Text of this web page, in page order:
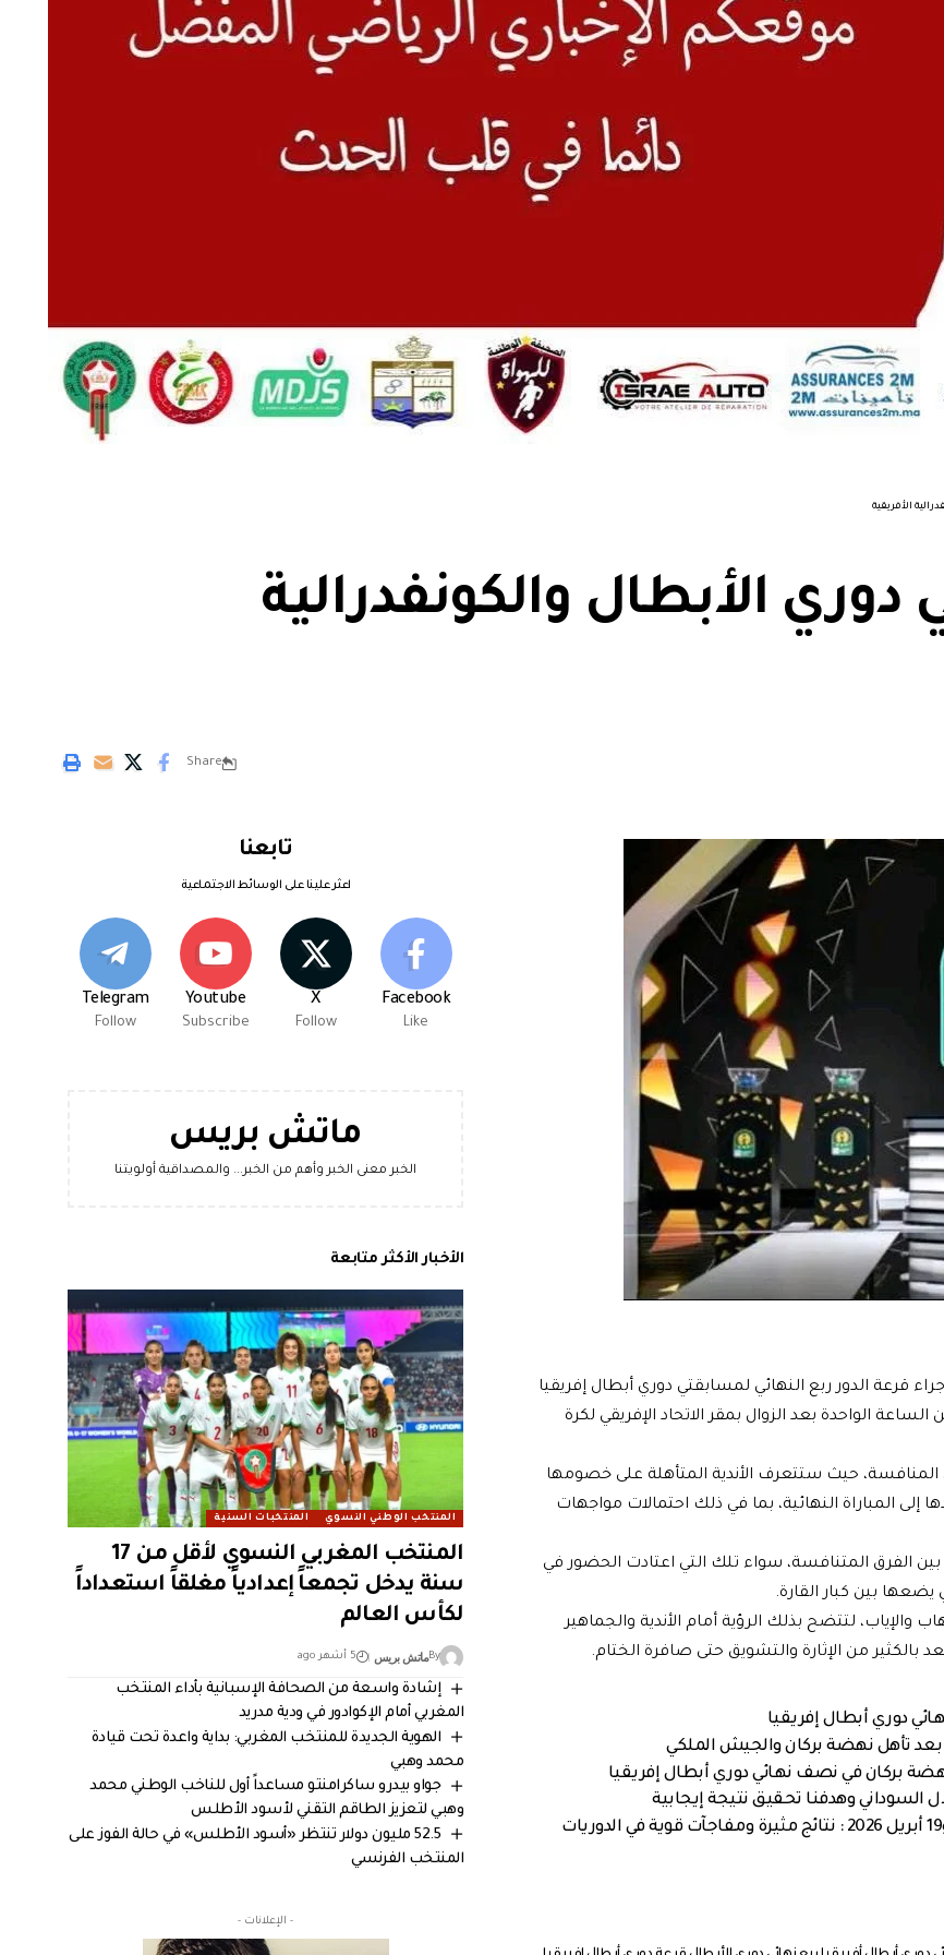
الأفريقية
الأبطال والكونفدرالية
Share
الجماهير الإفريقية يوم الثلاثاء 17 فبراير 2026 , إجراء قرعة الدور ربع النهائي لمسابقتي دوري أبطال إفريقيا
2025-2026، وذلك ابتداءً من الساعة الواحدة بعد الزوال بمقر الاتحاد الإفريقي لكرة
حيث ستتعرف الأندية المتأهلة على خصومها
إلى المباراة النهائية، بما في ذلك احتمالات مواجهات
الفرق المتنافسة، سواء تلك التي اعتادت الحضور في
يضعها بين كبار القارة.
لتتضح بذلك الرؤية أمام الأندية والجماهير
بالكثير من الإثارة والتشويق حتى صافرة الختام.
دوري أبطال إفريقيا
تأهل نهضة بركان والجيش الملكي
بركان في نصف نهائي دوري أبطال إفريقيا
وهدفنا تحقيق نتيجة إيجابية
حصاد مباريات نهاية الأسبوع – السبت والأحد 18 و19 أبريل 2026 : نتائج مثيرة ومفاجآت قوية في الدوريات
تابعنا
اعثر علينا على الوسائط الاجتماعية
Facebook
Like
X
Follow
Youtube
Subscribe
Telegram
Follow
ماتش بريس
الخبر معنى الخبر وأهم من الخبر... والمصداقية أولويتنا
الأخبار الأكثر متابعة
المنتخب الوطني النسوي المنتخبات السنية
المنتخب المغربي النسوي لأقل من 17
سنة يدخل تجمعاً إعدادياً مغلقاً استعداداً
لكأس العالم
Byماتش بريس 5 أشهر ago
إشادة واسعة من الصحافة الإسبانية بأداء المنتخب
المغربي أمام الإكوادور في ودية مدريد
الهوية الجديدة للمنتخب المغربي: بداية واعدة تحت قيادة
محمد وهبي
جواو بيدرو ساكرامنتو مساعداً أول للناخب الوطني محمد
وهبي لتعزيز الطاقم التقني لأسود الأطلس
52.5 مليون دولار تنتظر «أسود الأطلس» في حالة الفوز على
المنتخب الفرنسي
- الإعلانات -